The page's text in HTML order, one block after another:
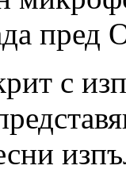
пред
с